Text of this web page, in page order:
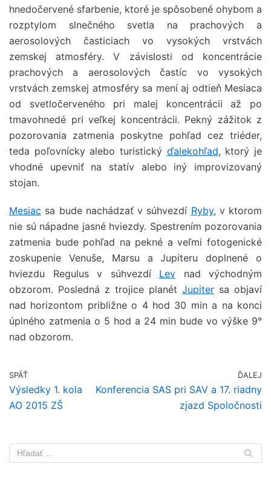
hnedočervené sfarbenie, ktoré je spôsobené ohybom a
rozptylom slnečného svetla na prachových a
aerosolových časticiach vo vysokých vrstvách
zemskej atmosféry. V závislosti od koncentrácie
prachových a aerosolových častíc vo vysokých
vrstvách zemskej atmosféry sa mení aj odtieň Mesiaca
od svetločerveného pri malej koncentrácii až po
tmavohnedé pri veľkej koncentrácii. Pekný zážitok z
pozorovania zatmenia poskytne pohľad cez triéder,
teda poľovnícky alebo turistický ďalekohľad, ktorý je
vhodné upevniť na statív alebo iný improvizovaný
stojan.
Mesiac sa bude nachádzať v súhvezdí Ryby, v ktorom
nie sú nápadne jasné hviezdy. Spestrením pozorovania
zatmenia bude pohľad na pekné a veľmi fotogenické
zoskupenie Venuše, Marsu a Jupiteru doplnené o
hviezdu Regulus v súhvezdí Lev nad východným
obzorom. Posledná z trojice planét Jupiter sa objaví
nad horizontom približne o 4 hod 30 min a na konci
úplného zatmenia o 5 hod a 24 min bude vo výške 9°
nad obzorom.
SPÄŤ
Výsledky 1. kola
AO 2015 ZŠ
ĎALEJ
Konferencia SAS pri SAV a 17. riadny
zjazd Spoločnosti